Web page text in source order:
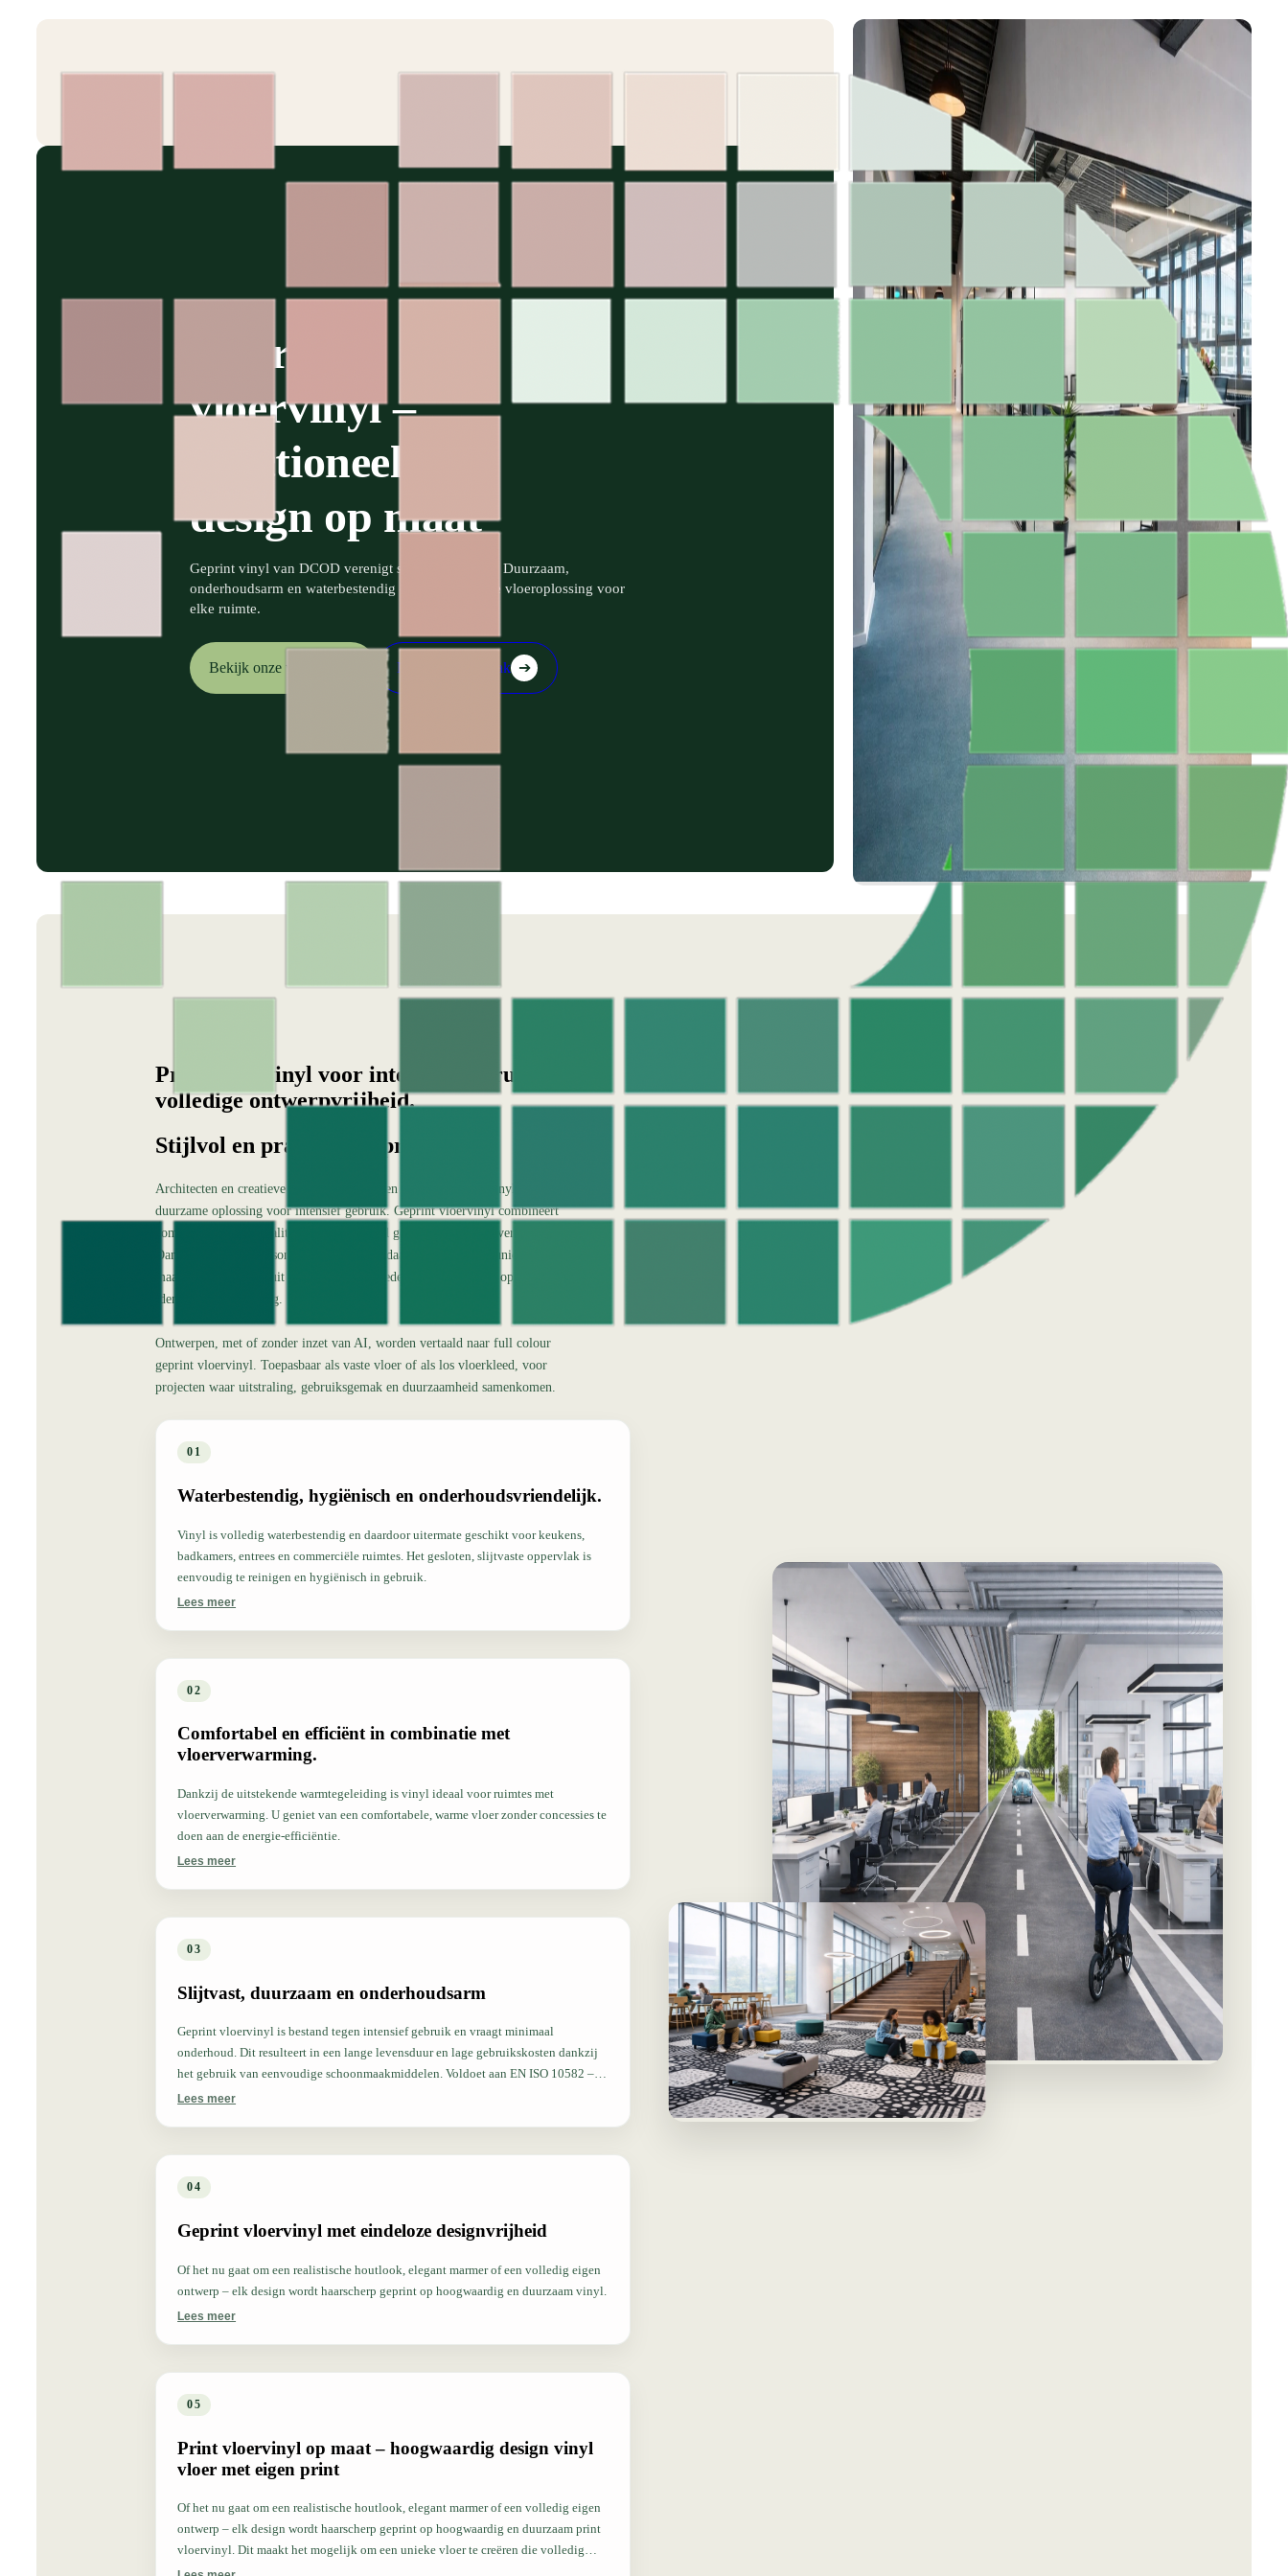
Geprint
vloervinyl –
functioneel
design op maat
Geprint vinyl van DCOD verenigt stijl en prestaties. Duurzaam,
onderhoudsarm en waterbestendig – een veelzijdige vloeroplossing voor
elke ruimte.
Bekijk onze vloeren Maak een afspraak ➔
Print vloervinyl voor intensief gebruik en
volledige ontwerpvrijheid.
Stijlvol en praktisch geprint vinyl
Architecten en creatieve professionals kiezen voor print vloervinyl als
duurzame oplossing voor intensief gebruik. Geprint vloervinyl combineert
comfort met functionaliteit en is uitstekend geschikt voor vloerverwarming.
Dankzij volledige personalisatie – van standaardontwerpen tot unieke
maatwerkdesigns – sluit print vinyl vloerbedekking perfect aan op interieur,
identiteit en toepassing.
Ontwerpen, met of zonder inzet van AI, worden vertaald naar full colour
geprint vloervinyl. Toepasbaar als vaste vloer of als los vloerkleed, voor
projecten waar uitstraling, gebruiksgemak en duurzaamheid samenkomen.
01
Waterbestendig, hygiënisch en onderhoudsvriendelijk.
Vinyl is volledig waterbestendig en daardoor uitermate geschikt voor keukens,
badkamers, entrees en commerciële ruimtes. Het gesloten, slijtvaste oppervlak is
eenvoudig te reinigen en hygiënisch in gebruik.
Lees meer
02
Comfortabel en efficiënt in combinatie met
vloerverwarming.
Dankzij de uitstekende warmtegeleiding is vinyl ideaal voor ruimtes met
vloerverwarming. U geniet van een comfortabele, warme vloer zonder concessies te
doen aan de energie-efficiëntie.
Lees meer
03
Slijtvast, duurzaam en onderhoudsarm
Geprint vloervinyl is bestand tegen intensief gebruik en vraagt minimaal
onderhoud. Dit resulteert in een lange levensduur en lage gebruikskosten dankzij
het gebruik van eenvoudige schoonmaakmiddelen. Voldoet aan EN ISO 10582 –
Projectgeschikt heterogeen PVC-vloervinyl, EN ISO 10874 – Classificatie
Lees meer
04
Geprint vloervinyl met eindeloze designvrijheid
Of het nu gaat om een realistische houtlook, elegant marmer of een volledig eigen
ontwerp – elk design wordt haarscherp geprint op hoogwaardig en duurzaam vinyl.
Lees meer
05
Print vloervinyl op maat – hoogwaardig design vinyl
vloer met eigen print
Of het nu gaat om een realistische houtlook, elegant marmer of een volledig eigen
ontwerp – elk design wordt haarscherp geprint op hoogwaardig en duurzaam print
vloervinyl. Dit maakt het mogelijk om een unieke vloer te creëren die volledig
aansluit bij de identiteit van een ruimte, van kantoor en hospitality tot retail en